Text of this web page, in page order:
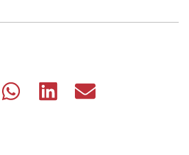
Share
Share
Share